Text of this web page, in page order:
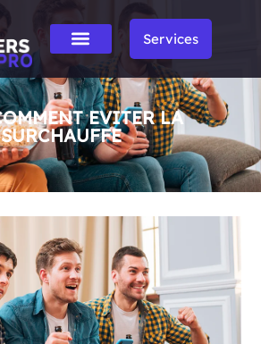
Services
EVITER LA
SURCHAUFFE